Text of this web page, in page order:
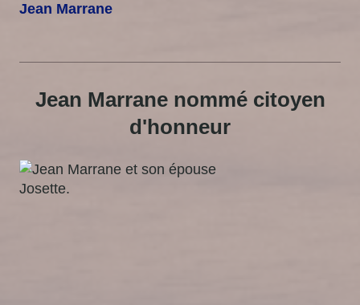
Jean Marrane
Jean Marrane nommé citoyen
d'honneur